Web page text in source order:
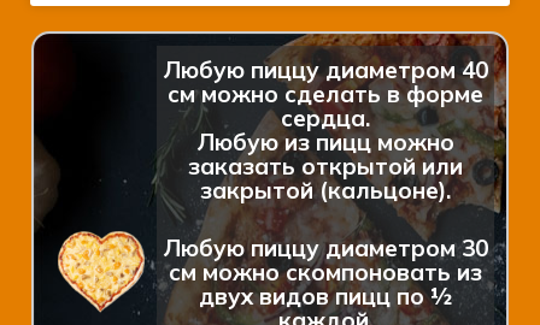
Любую пиццу диаметром 40
см можно сделать в форме
сердца.
Любую из пицц можно
заказать открытой или
закрытой (кальцоне).
Любую пиццу диаметром 30
см можно скомпоновать из
двух видов пицц по ½